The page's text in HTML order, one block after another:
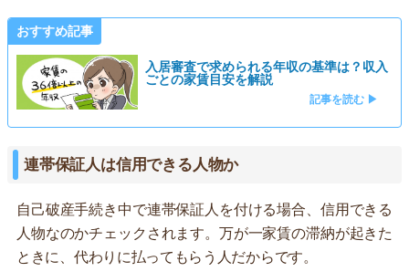
おすすめ記事
入居審査で求められる年収の基準は？収入
ごとの家賃目安を解説
記事を読む ▶
連帯保証人は信用できる人物か
自己破産手続き中で連帯保証人を付ける場合、信用できる
人物なのかチェックされます。万が一家賃の滞納が起きた
ときに、代わりに払ってもらう人だからです。